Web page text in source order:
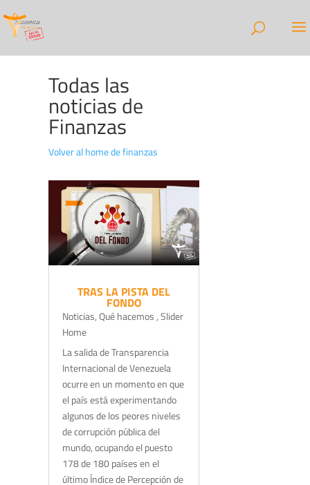
Todas las
noticias de
Finanzas
Volver al home de finanzas
TRAS LA PISTA DEL
FONDO
Noticias,Qué hacemos ,Slider
Home
La salida de Transparencia
Internacional de Venezuela
ocurre en un momento en que
el país está experimentando
algunos de los peores niveles
de corrupción pública del
mundo, ocupando el puesto
178 de 180 países en el
último Índice de Percepción de